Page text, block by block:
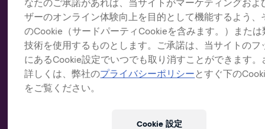
なたのご承諾があれば、当サイトがマーケティングおよ
ザーのオンライン体験向上を目的として機能するよう、
のCookie（サードパーティCookieを含みます。）または
技術を使用するものとします。ご承諾は、当サイトのフ
にあるCookie設定でいつでも取り消すことができます。
詳しくは、弊社のプライバシーポリシー とすぐ下の
をご覧ください。
Cookie 設定